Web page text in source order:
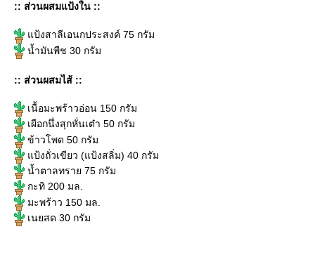
:: ส่วนผสมแป้งใน ::
ป้งสาลีเอนกประสงค์ 75 กรัม
น้ำมันพืช 30 กรัม
:: ส่วนผสมไส้ ::
เนื้อมะพร้าวอ่อน 150 กรัม
เผือกนึ่งสุกหั่นเต๋า 50 กรัม
ข้าวโพด 50 กรัม
ป้งถั่วเขียว (แป้งสลิ่ม) 40 กรัม
น้ำตาลทราย 75 กรัม
กะทิ 200 มล.
มะพร้าว 150 มล.
เนยสด 30 กรัม